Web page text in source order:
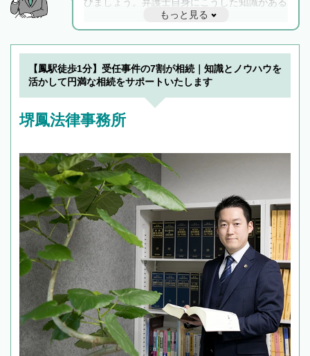
と他士業との連携もスムーズに進み、トラブル
解決のみならず相続をトータルで任せることが
できます。また、相続は感情がからむ分野なの
でフィーリングも重要です。実際に電話や面談
で複数の弁護士と会話をしてウマが合う方に依
もっと見る
【鳳駅徒歩1分】受任事件の7割が相続｜知識とノウハウを
活かして円満な相続をサポートいたします
堺鳳法律事務所